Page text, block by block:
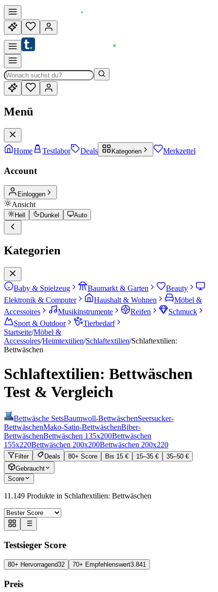
Menü
Home Testlabor Deals Kategorien Merkzettel
Account
Einloggen
Ansicht
Hell Dunkel Auto
Kategorien
Baby & Spielzeug Baumarkt & Garten
Beauty
Elektronik & Computer
Haushalt & Wohnen
Möbel &
Accessoires
Musikinstrumente Reifen
Schmuck
Sport & Outdoor
Tierbedarf
Startseite/Möbel &
Accessoires/Heimtextilien/Schlaftextilien/Schlaftextilien:
Bettwäschen
Schlaftextilien: Bettwäschen
Test & Vergleich
Bettwäsche SetsBaumwoll-BettwäschenSeersucker-
BettwäschenMako-Satin-BettwäschenBiber-
BettwäschenBettwäschen 135x200Bettwäschen
155x220Bettwäschen 200x200Bettwäschen 200x220
Filter Deals 80+ Score Bis 15 € 15–35 €
35–50 €
Gebraucht
Score
11.149 Produkte in Schlaftextilien: Bettwäschen
Testsieger Score
80+ Hervorragend32 70+ Empfehlenswert3.841
Preis